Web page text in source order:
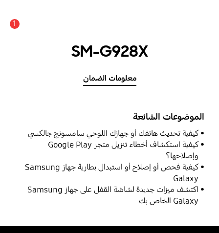
1
SM-G928X
معلومات الضمان
الموضوعات الشائعة
كيفية تحديث هاتفك أو جهازك اللوحي سامسونج جالكسي
كيفية استكشاف أخطاء تنزيل متجر Google Play
وإصلاحها؟
كيفية فحص أو إصلاح أو استبدال بطارية جهاز Samsung
Galaxy
اكتشف ميزات جديدة لشاشة القفل على جهاز Samsung
Galaxy الخاص بك